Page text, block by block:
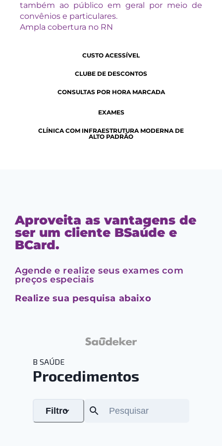
também ao público em geral por meio de
convênios e particulares.
Ampla cobertura no RN
CUSTO ACESSÍVEL
CLUBE DE DESCONTOS
CONSULTAS POR HORA MARCADA
EXAMES
CLÍNICA COM INFRAESTRUTURA MODERNA DE
ALTO PADRÃO
Aproveita as vantagens de
ser um cliente BSaúde e
BCard.
Agende e realize seus exames com
preços especiais
Realize sua pesquisa abaixo